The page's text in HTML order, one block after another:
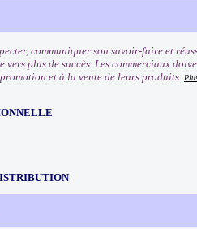
communiquer son savoir-faire et
vers plus de succès. Les commerciaux
et à la vente de leurs produits.